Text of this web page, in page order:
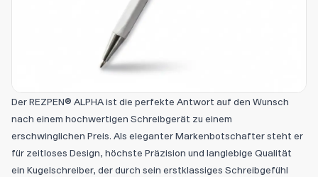
Der REZPEN® ALPHA ist die perfekte Antwort auf den Wunsch
nach einem hochwertigen Schreibgerät zu einem
erschwinglichen Preis. Als eleganter Markenbotschafter steht er
für zeitloses Design, höchste Präzision und langlebige Qualität
ein Kugelschreiber, der durch sein erstklassiges Schreibgefühl